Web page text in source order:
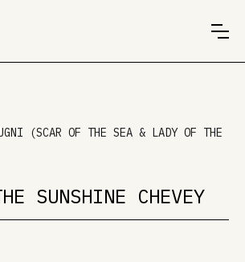
(SCAR OF THE SEA & LADY OF THE
SUNSHINE CHEVEY